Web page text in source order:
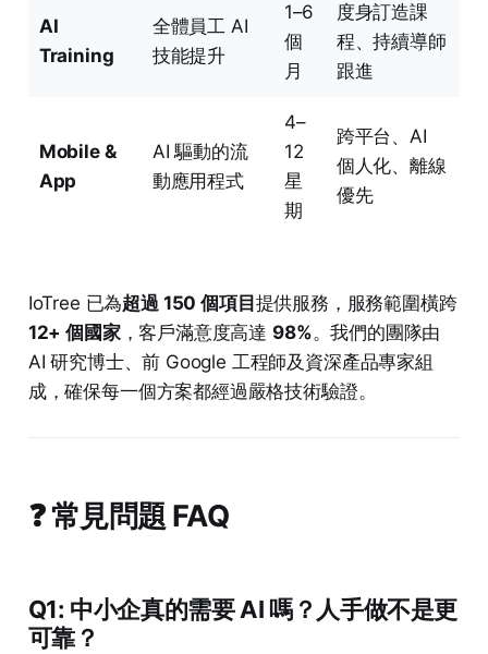
AI
Training
全體員工 AI
技能提升
1–6
個
月
度身訂造課
程、持續導師
跟進
Mobile &
App
AI 驅動的流
動應用程式
4–
12
星
期
跨平台、AI
個人化、離線
優先
IoTree 已為超過 150 個項目 提供服務，服務範圍橫跨
12+ 個國家，客戶滿意度高達 98%。我們的團隊由
AI 研究博士、前 Google 工程師及資深產品專家組
成，確保每一個方案都經過嚴格技術驗證。
❓ 常見問題 FAQ
Q1: 中小企真的需要 AI 嗎？人手做不是更
可靠？